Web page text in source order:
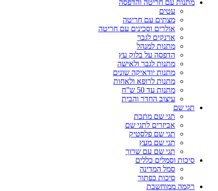
מתנות עם חריטה והדפסה
עטים
מצתים עם חריטה
אולרים וסכינים עם חריטה
ארנקים לגבר
מתנות למנהל
הדפסה על בלוק עץ
מתנות לגבר ולאישה
מתנות יודאיקה שונים
מתנות לרופא ולאחות
מתנות עד 50 ש”ח
עיצוב החדר והבית
תגי שם
תגי שם מתכת
אביזרים לתגי שם
תגי שם פלסטיק
תגי שם מעץ
תגי שם עם שרוך
סיכות וסמלים כללים
סמל המדינה
סיכות כפתור
רקמה ממוחשבת